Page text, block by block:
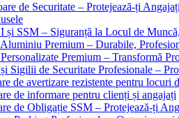
de Securitate – Protejează-ți
și SSM – Siguranță la Locul de
Premium – Durabile,
Premium – Transformă
Sigilii de Securitate Profesionale –
de avertizare rezistente pentru locuri
de informare pentru clienți și angajați
de Obligație SSM – Protejează-ți